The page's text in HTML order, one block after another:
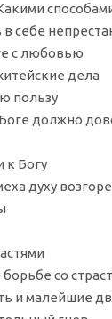
себе
с любовью
дела
пользу
должно
к Богу
духу
со
и малейшие